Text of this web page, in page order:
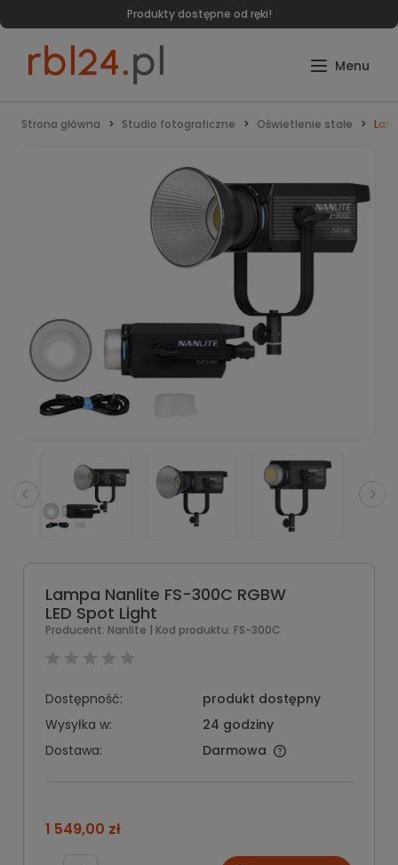
Produkty dostępne od ręki!
Strona główna Studio fotograficzne Oświetlenie stałe
Lampa Nanlite FS-300C RGBW
LED Spot Light
Producent: Nanlite | Kod produktu: FS-300C
Dostępność:
produkt dostępny
Wysyłka w:
24 godziny
Dostawa:
Darmowa
1 549,00 zł